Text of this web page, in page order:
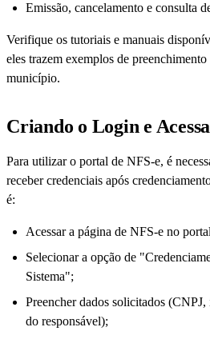
Emissão, cancelamento e consulta
Verifique os tutoriais e manuais
eles trazem exemplos de
município.
Criando o Login e
Para utilizar o portal de NFS-e, é
receber credenciais após
é:
Acessar a página de NFS-e no
Selecionar a opção de
Sistema";
Preencher dados solicitados
do responsável);